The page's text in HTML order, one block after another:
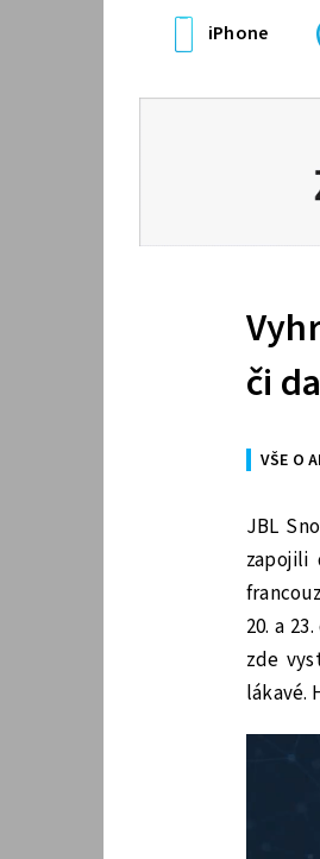
iPhone
či
VŠE O
JBL
zapojili
20. a
zde
lákavé.